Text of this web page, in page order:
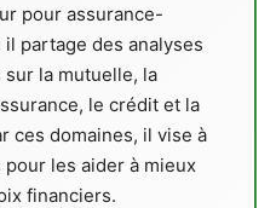
pour assurance-
partage des analyses
la mutuelle, la
le crédit et la
ces domaines, il vise à
les aider à mieux
financiers.